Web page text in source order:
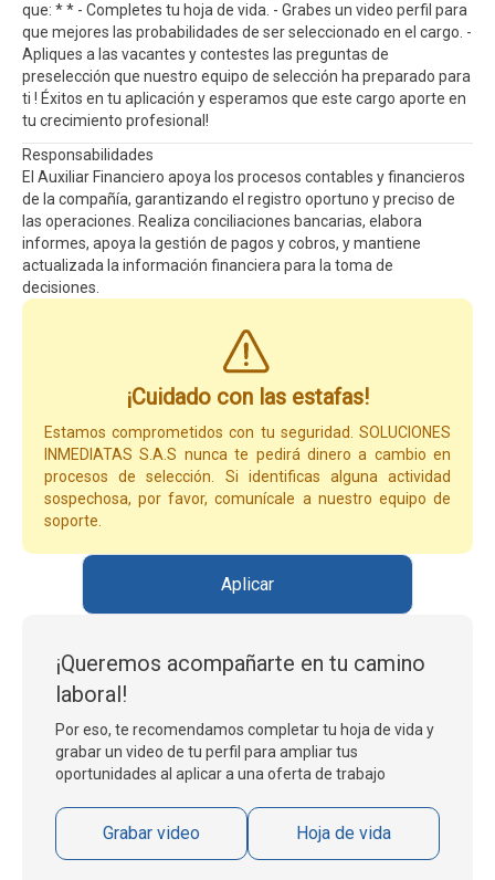
que: * * - Completes tu hoja de vida. - Grabes un video perfil para
que mejores las probabilidades de ser seleccionado en el cargo. -
Apliques a las vacantes y contestes las preguntas de
preselección que nuestro equipo de selección ha preparado para
ti ! Éxitos en tu aplicación y esperamos que este cargo aporte en
tu crecimiento profesional!
Responsabilidades
El Auxiliar Financiero apoya los procesos contables y financieros
de la compañía, garantizando el registro oportuno y preciso de
las operaciones. Realiza conciliaciones bancarias, elabora
informes, apoya la gestión de pagos y cobros, y mantiene
actualizada la información financiera para la toma de
decisiones.
¡Cuidado con las estafas!
Estamos comprometidos con tu seguridad. SOLUCIONES
INMEDIATAS S.A.S nunca te pedirá dinero a cambio en
procesos de selección. Si identificas alguna actividad
sospechosa, por favor, comunícale a nuestro equipo de
soporte.
Aplicar
¡Queremos acompañarte en tu camino
laboral!
Por eso, te recomendamos completar tu hoja de vida y
grabar un video de tu perfil para ampliar tus
oportunidades al aplicar a una oferta de trabajo
Grabar video Hoja de vida